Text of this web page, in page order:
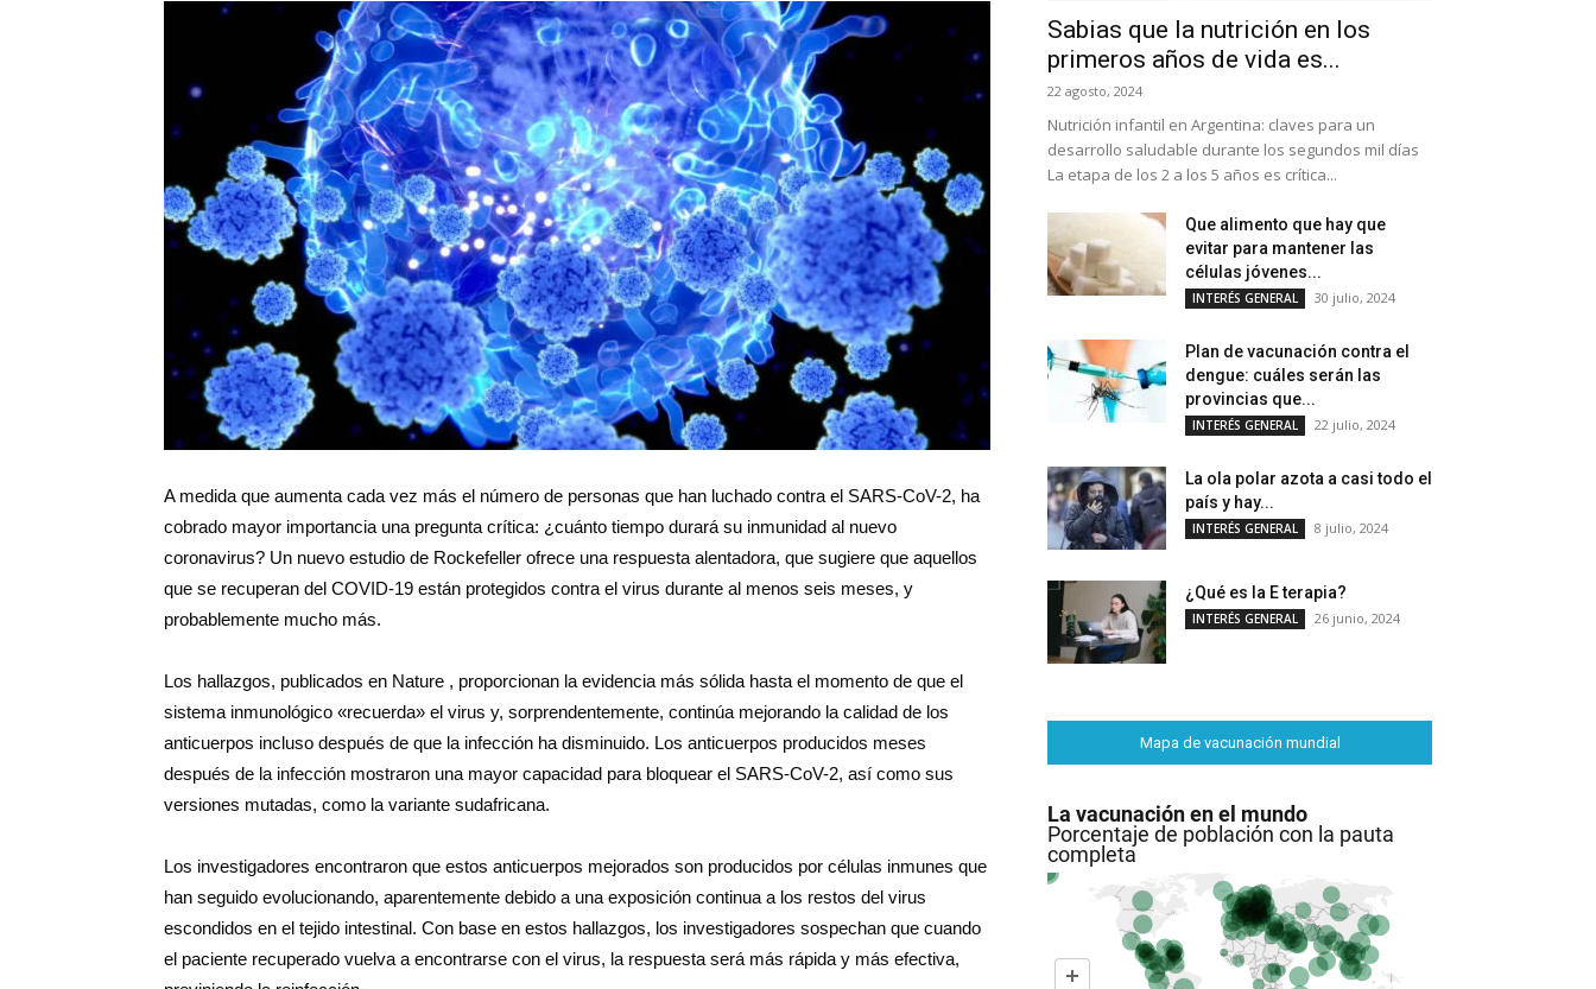
Argentina
A medida que aumenta cada vez más el número de personas que han luchado contra el SARS-CoV-2, ha
cobrado mayor importancia una pregunta crítica: ¿cuánto tiempo durará su inmunidad al nuevo
coronavirus? Un nuevo estudio de Rockefeller ofrece una respuesta alentadora, que sugiere que aquellos
que se recuperan del COVID-19 están protegidos contra el virus durante al menos seis meses, y
probablemente mucho más.
Los hallazgos, publicados en Nature , proporcionan la evidencia más sólida hasta el momento de que el
sistema inmunológico «recuerda» el virus y, sorprendentemente, continúa mejorando la calidad de los
anticuerpos incluso después de que la infección ha disminuido. Los anticuerpos producidos meses
después de la infección mostraron una mayor capacidad para bloquear el SARS-CoV-2, así como sus
versiones mutadas, como la variante sudafricana.
Los investigadores encontraron que estos anticuerpos mejorados son producidos por células inmunes que
han seguido evolucionando, aparentemente debido a una exposición continua a los restos del virus
escondidos en el tejido intestinal. Con base en estos hallazgos, los investigadores sospechan que cuando
el paciente recuperado vuelva a encontrarse con el virus, la respuesta será más rápida y más efectiva,
Sabias que la nutrición en los
primeros años de vida es...
22 agosto, 2024
Nutrición infantil en Argentina: claves para un
desarrollo saludable durante los segundos mil días
La etapa de los 2 a los 5 años es crítica...
Que alimento que hay que
evitar para mantener las
células jóvenes...
INTERÉS GENERAL 30 julio, 2024
Plan de vacunación contra el
dengue: cuáles serán las
provincias que...
INTERÉS GENERAL 22 julio, 2024
La ola polar azota a casi todo el
país y hay...
INTERÉS GENERAL 8 julio, 2024
¿Qué es la E terapia?
INTERÉS GENERAL 26 junio, 2024
Mapa de vacunación mundial